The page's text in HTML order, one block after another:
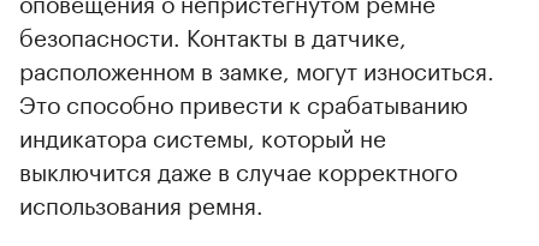
безопасности. Контакты в датчике,
расположенном в замке, могут износиться.
Это способно привести к срабатыванию
индикатора системы, который не
выключится даже в случае корректного
использования ремня.